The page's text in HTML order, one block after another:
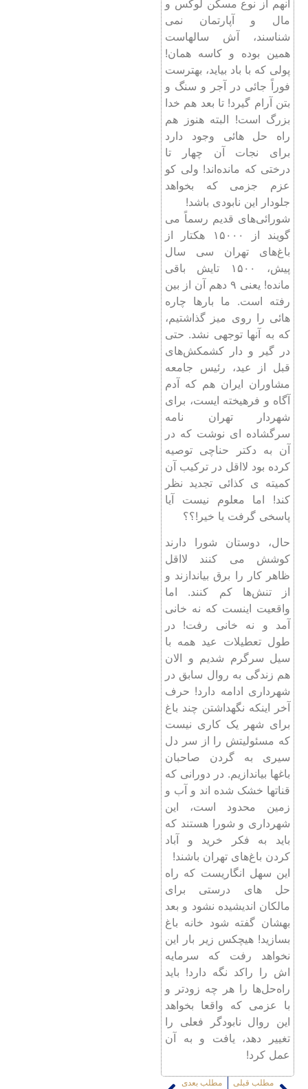
آنهم از نوع مسکن لوکس و
مال و آپارتمان نمی
شناسند، آش سالهاست
همین بوده و کاسه همان!
پولی که با باد بیاید، بهترست
فوراً جائی در آجر و سنگ و
بتن آرام گیرد! تا بعد هم خدا
بزرگ است! البته هنوز هم
راه حل هائی وجود دارد
برای نجات آن چهار تا
درختی که مانده‌اند! ولی کو
عزم جزمی که بخواهد
جلودار این نابودی باشد!
شورائی‌های قدیم رسماً می
گویند از ۱۵۰۰۰ هکتار از
باغ‌های تهران سی سال
پیش، ۱۵۰۰ تایش باقی
مانده! یعنی ۹ دهم آن از بین
رفته است. ما بارها چاره
هائی را روی میز گذاشتیم،
که به آنها توجهی نشد. حتی
در گیر و دار کشمکش‌های
قبل از عید، رئیس جامعه
مشاوران ایران هم که آدم
آگاه و فرهیخته ایست، برای
شهردار تهران نامه
سرگشاده ای نوشت که در
آن به دکتر حناچی توصیه
کرده بود لااقل در ترکیب آن
کمیته ی کذائی تجدید نظر
کند! اما معلوم نیست آیا
پاسخی گرفت یا خیر!؟؟
حال، دوستان شورا دارند
کوشش می کنند لااقل
ظاهر کار را برق بیاندازند و
از تنش‌ها کم کنند. اما
واقعیت اینست که نه خانی
آمد و نه خانی رفت! در
طول تعطیلات عید همه با
سیل سرگرم شدیم و الان
هم زندگی به روال سابق در
شهرداری ادامه دارد! حرف
آخر اینکه نگهداشتن چند باغ
برای شهر یک کاری نیست
که مسئولیتش را از سر دل
سیری به گردن صاحبان
باغها بیاندازیم. در دورانی که
قناتها خشک شده اند و آب و
زمین محدود است، این
شهرداری و شورا هستند که
باید به فکر خرید و آباد
کردن باغ‌های تهران باشند!
این سهل انگاریست که راه
حل های درستی برای
مالکان اندیشیده نشود و بعد
بهشان گفته شود خانه باغ
بسازید! هیچکس زیر بار این
نخواهد رفت که سرمایه
اش را راکد نگه دارد! باید
راه‌حل‌ها را هر چه زودتر و
با عزمی که واقعا بخواهد
این روال نابودگر فعلی را
تغییر دهد، یافت و به آن
عمل کرد!
مطلب قبلی مطلب بعدی